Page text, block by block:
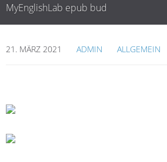
MyEnglishLab epub bud
21. MÄRZ 2021 ADMIN ALLGEMEIN